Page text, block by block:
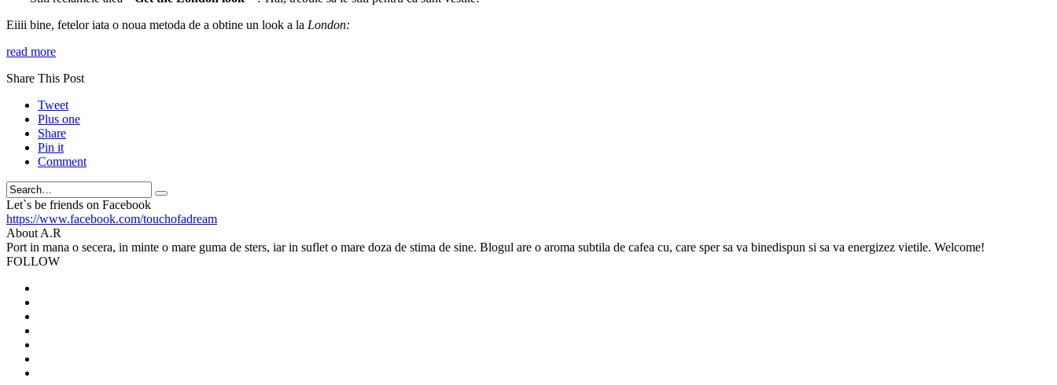
Eiiii bine, fetelor iata o noua metoda de a obtine un look a la London:
read more
Share This Post
Tweet
Plus one
Share
Pin it
Comment
Search
Let`s be friends on Facebook
https://www.facebook.com/touchofadream
About A.R
Port in mana o secera, in minte o mare guma de sters, iar in suflet o mare doza de stima de sine. Blogul are o aroma subtila de cafea cu, care sper sa va binedispun si sa va energizez vietile. Welcome!
FOLLOW